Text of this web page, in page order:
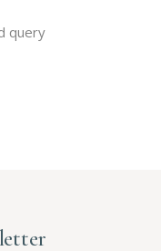
query